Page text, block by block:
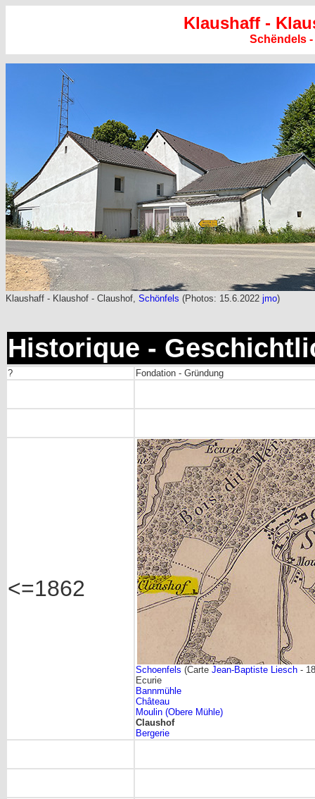
Klaushaff -
Schëndels
Klaushaff - Klaushof - Claushof, Schönfels (Photos: 15.6.2022 jmo)
Historique -
? Fondation - Gründung
<=1862
Schoenfels (Carte Jean-Baptiste Liesch -
Ecurie
Bannmühle
Château
Moulin (Obere Mühle)
Claushof
Bergerie